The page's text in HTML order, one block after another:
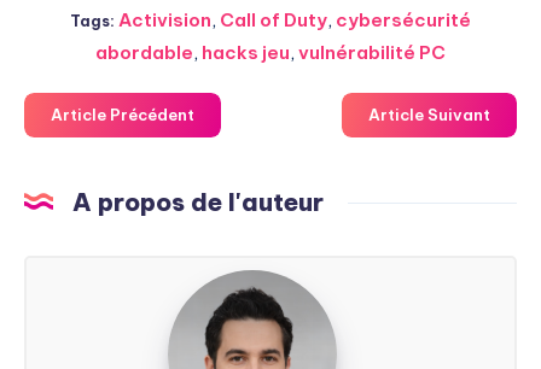
Tags: Activision, Call of Duty, cybersécurité
abordable, hacks jeu, vulnérabilité PC
Article Précédent Article Suivant
A propos de l'auteur
Steven
Soarez